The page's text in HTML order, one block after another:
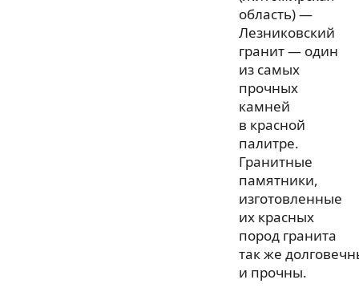
область) —
Лезниковский
гранит — один
из самых
прочных
камней
в красной
палитре.
Гранитные
памятники,
изготовленные
их красных
пород гранита
так же
и прочны.